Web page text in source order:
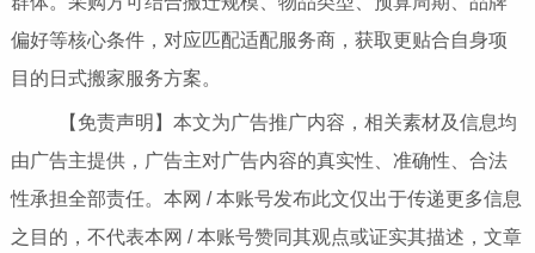
偏好等核心条件，对应匹配适配服务商，获取更贴合自身项
目的日式搬家服务方案。
【免责声明】本文为广告推广内容，相关素材及信息均
由广告主提供，广告主对广告内容的真实性、准确性、合法
性承担全部责任。本网 / 本账号发布此文仅出于传递更多信息
之目的，不代表本网 / 本账号赞同其观点或证实其描述，文章